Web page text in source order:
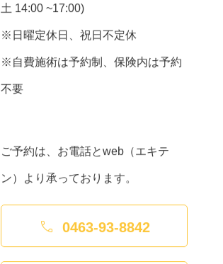
土 14:00 ~17:00)
※日曜定休日、祝日不定休
※自費施術は予約制、保険内は予約
不要
ご予約は、お電話とweb（エキテ
ン）より承っております。
 0463-93-8842